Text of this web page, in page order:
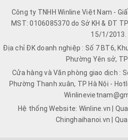
Công ty TNHH Winline Việt Nam -
MST: 0106085370 do Sở KH & ĐT
15/1/2013.
Địa chỉ ĐK doanh nghiệp : Số 7 BT6,
Phường Yên sở, TP
Cửa hàng và Văn phòng giao dịch :
Phường Thanh xuân, TP Hà Nội -
Hệ thống Website: Winline.vn |
Chinghaihanoi.vn |